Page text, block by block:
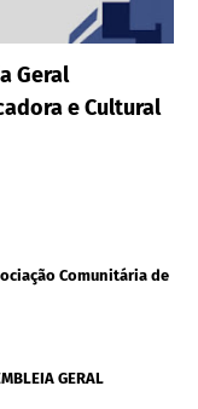
Geral
e Cultural
Comunitária de
GERAL